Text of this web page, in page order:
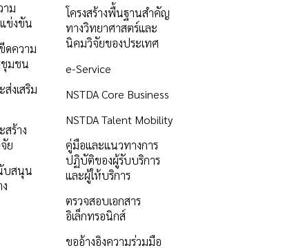
าม
ข่งขัน
ดความ
ชุมชน
งเสริม
ร้าง
ย
บสนุน
โครงสร้างพื้นฐานสำคัญ
ทางวิทยาศาสตร์และ
นิคมวิจัยของประเทศ
e-Service
NSTDA Core Business
NSTDA Talent Mobility
คู่มือและแนวทางการ
ปฏิบัติของผู้รับบริการ
และผู้ให้บริการ
ตรวจสอบเอกสาร
อิเล็กทรอนิกส์
ขออ้างอิงความร่วมมือ